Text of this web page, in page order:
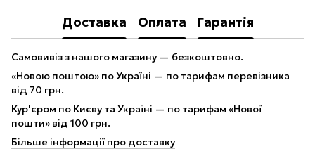
Доставка Оплата Гарантія
Самовивіз з нашого магазину — безкоштовно.
«Новою поштою» по Україні — по тарифам перевізника
від 70 грн.
Кур'єром по Києву та Україні — по тарифам «Нової
пошти» від 100 грн.
Більше інформації про доставку